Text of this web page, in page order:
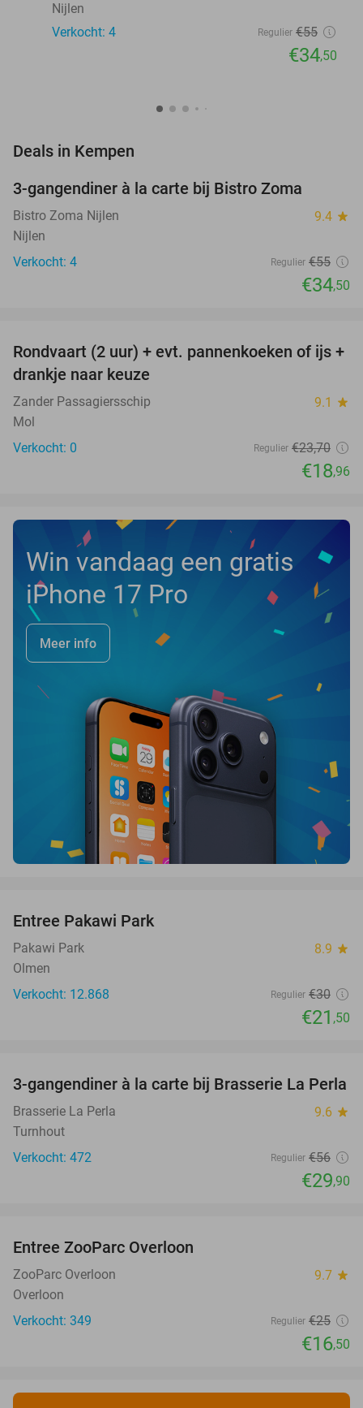
Nijlen
Verkocht: 4
Regulier €55
€34,50
Deals in Kempen
NEW
TODAY
3-gangendiner à la carte bij Bistro Zoma
Bistro Zoma Nijlen 9.4 star
Nijlen
Verkocht: 4
Regulier €55
€34,50
20%
TODAY
Rondvaart (2 uur) + evt. pannenkoeken of ijs +
drankje naar keuze
Zander Passagiersschip 9.1 star
Mol
Verkocht: 0
Regulier €23,70
€18,96
Win vandaag een gratis
iPhone 17 Pro
Meer info
Entree Pakawi Park
Pakawi Park 8.9 star
Olmen
Verkocht: 12.868
Regulier €30
€21 ,50
47%
3-gangendiner à la carte bij Brasserie La Perla
Brasserie La Perla 9.6 star
Turnhout
Verkocht: 472
Regulier €56
€29,90
TODAY
Entree ZooParc Overloon
ZooParc Overloon 9.7 star
Overloon
Verkocht: 349
Regulier €25
€16,50